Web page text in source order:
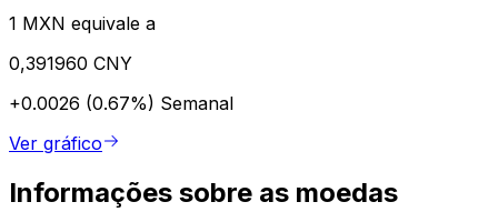
1 MXN equivale a
0,391960 CNY
+0.0026 (0.67%) Semanal
Ver gráfico
Informações sobre as moedas